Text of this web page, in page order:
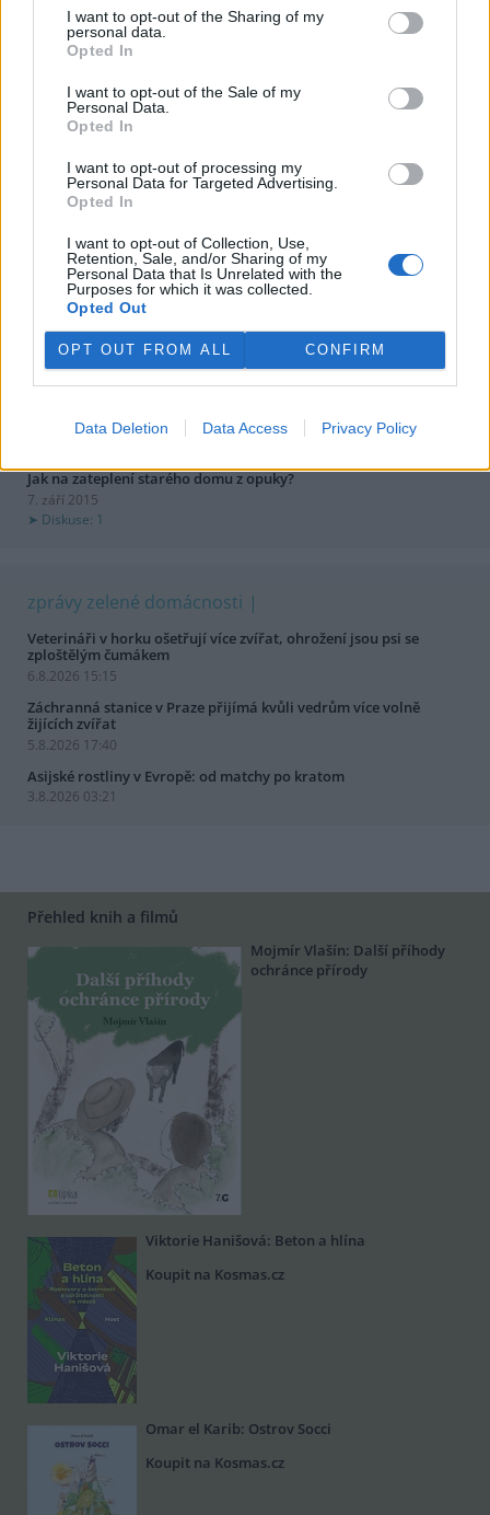
I want to opt-out of the Sharing of my
personal data.
Opted In
I want to opt-out of the Sale of my
Personal Data.
Opted In
I want to opt-out of processing my
Personal Data for Targeted Advertising.
Opted In
I want to opt-out of Collection, Use,
Retention, Sale, and/or Sharing of my
Personal Data that Is Unrelated with the
Purposes for which it was collected.
Opted Out
OPT OUT FROM ALL CONFIRM
Data Deletion Data Access Privacy Policy
létě brání přehřívání interiéru a díky menším teplotním výkyvům
prodlužuje životnost stavby.
dotazy a odpovědi
Může zemědělec používat chemický postřik, když vítr vane k
vesnici?
Diskuse: 3
Musím mít revizi na kotel, když ho nepoužívám?
7. listopadu 2016
Diskuse: 1
Přepojení domácí ČOV na obecní kanalizaci: musím?
19. září 2016
Existuje dotace na výměnu starého plynového kotle?
Jak na zateplení starého domu z opuky?
7. září 2015
Diskuse: 1
zprávy zelené domácnosti
Veterináři v horku ošetřují více zvířat, ohrožení jsou psi se
zploštělým čumákem
6.8.2026 15:15
Záchranná stanice v Praze přijímá kvůli vedrům více volně
žijících zvířat
5.8.2026 17:40
Asijské rostliny v Evropě: od matchy po kratom
3.8.2026 03:21
Přehled knih a filmů
Mojmír Vlašín: Další příhody
ochránce přírody
Viktorie Hanišová: Beton a hlína
Koupit na Kosmas.cz
Omar el Karib: Ostrov Socci
Koupit na Kosmas.cz